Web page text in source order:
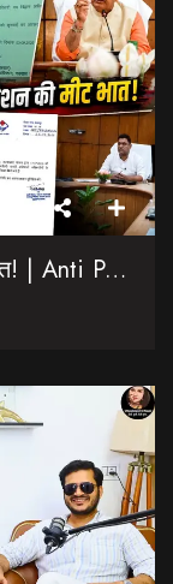
रिश्वत कू रैलू अर कमीशन की मीट भात! | Anti Paper Leak Bill 2026 | Saptahik Chhiprat